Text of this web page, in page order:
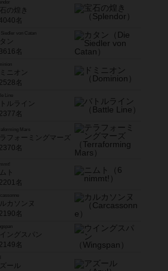
石の煌き
4040名
Siedler von Catan
ン
3616名
ミニオン
2528名
Line
ルライン
2377名
Mars
フォーミングマーズ
2370名
ト
2201名
カソンヌ
2190名
ングスパン
2149名
ール